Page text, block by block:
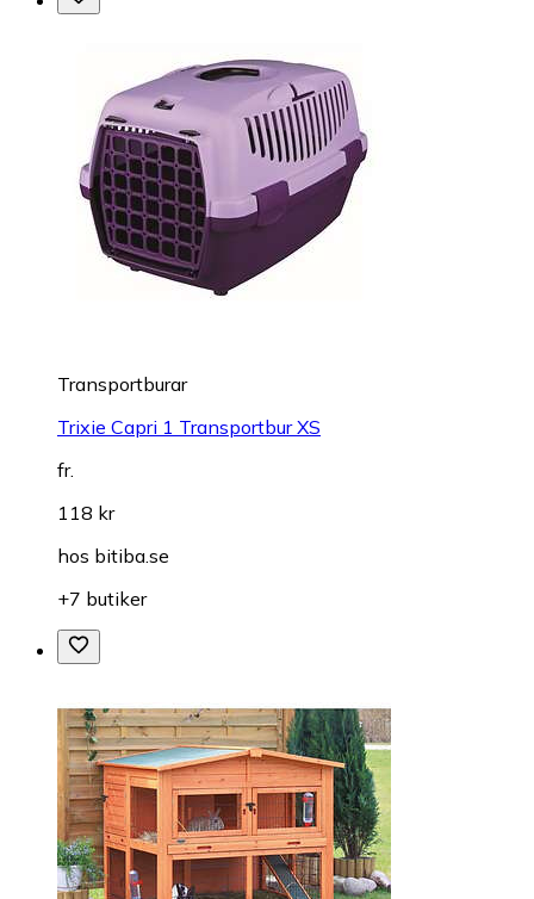
Transportburar
Trixie Capri 1 Transportbur XS
fr.
118 kr
hos bitiba.se
+7 butiker